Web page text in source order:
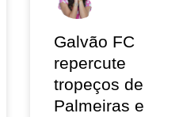
Galvão FC
repercute
tropeços de
Palmeiras e